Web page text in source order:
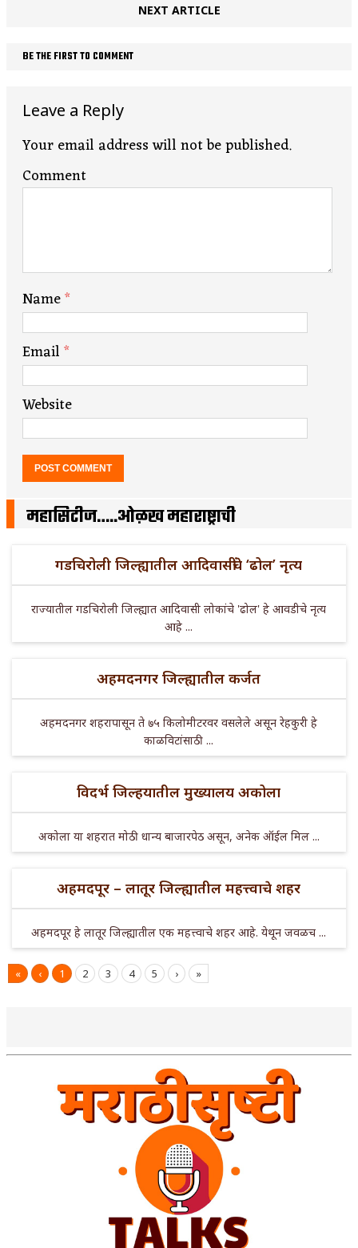
NEXT ARTICLE
BE THE FIRST TO COMMENT
Leave a Reply
Your email address will not be published.
Comment
Name*
Email*
Website
महासिटीज…..ओळख महाराष्ट्राची
गडचिरोली जिल्ह्यातील आदिवासींचे ‘ढोल’ नृत्य
राज्यातील गडचिरोली जिल्ह्यात आदिवासी लोकांचे 'ढोल' हे आवडीचे नृत्य
आहे ...
अहमदनगर जिल्ह्यातील कर्जत
अहमदनगर शहरापासून ते ७५ किलोमीटरवर वसलेले असून रेहकुरी हे
काळविटांसाठी ...
विदर्भ जिल्हयातील मुख्यालय अकोला
अकोला या शहरात मोठी धान्य बाजारपेठ असून, अनेक ऑईल मिल ...
अहमदपूर – लातूर जिल्ह्यातील महत्त्वाचे शहर
अहमदपूर हे लातूर जिल्ह्यातील एक महत्त्वाचे शहर आहे. येथून जवळच ...
« ‹ 1 2 3 4 5 › »